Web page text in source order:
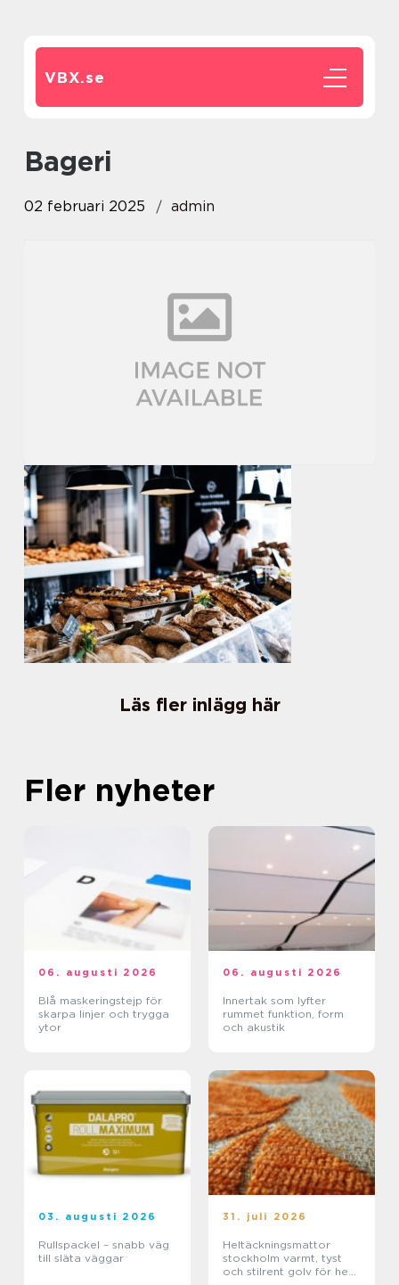
VBX.se
Bageri
02 februari 2025 admin
Läs fler inlägg här
Fler nyheter
06. augusti 2026
Blå maskeringstejp för
skarpa linjer och trygga
ytor
06. augusti 2026
Innertak som lyfter
rummet funktion, form
och akustik
03. augusti 2026
Rullspackel – snabb väg
till släta väggar
31. juli 2026
Heltäckningsmattor
stockholm varmt, tyst
och stilrent golv för hem